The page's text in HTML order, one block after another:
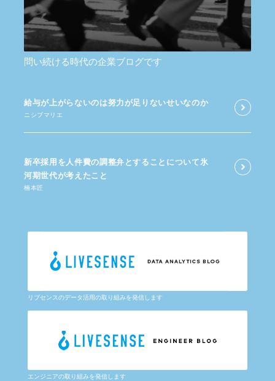
問い続ける時代の企業ブログです
給与が​上がらないのは​努力が​足りないせいなのか
ニシブマリエ
新卒採用を​人件費の​調整弁と​する​ことに​ついて​氷
河期世代が​考えた​こと
楠本匠
リブセンスのデータ活用の取り組みを発信します
エンジニアの取り組みを発信します